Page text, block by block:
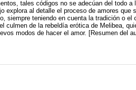
explora al detalle el proceso de amores que
siempre teniendo en cuenta la tradición o
culmen de la rebeldía erótica de Melibea,
modos de hacer el amor. [Resumen del